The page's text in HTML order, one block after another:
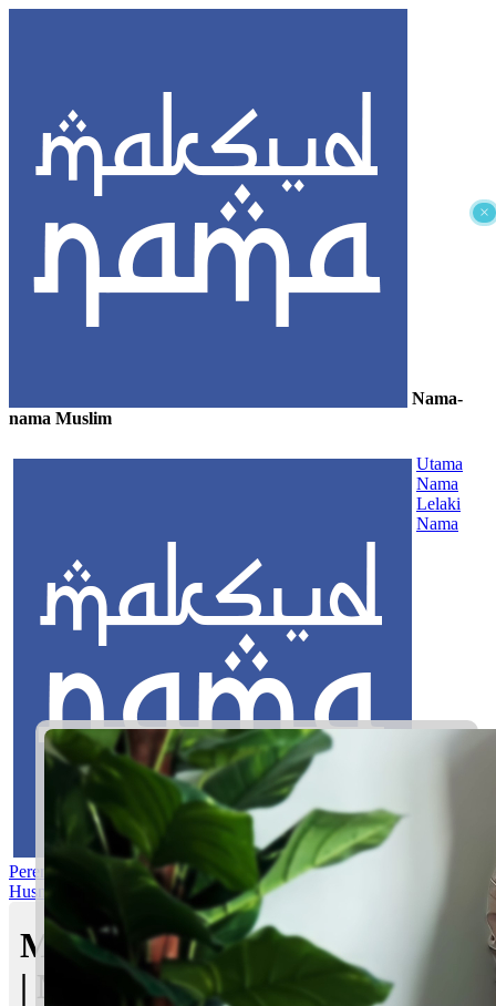
×
Nama-
nama Muslim
Utama
Nama
Lelaki
Nama
Perempuan Nama Pilihan Nama Gabungan Nama Rasul
Husna
Mom's Club
Maksud nama Haidar Fahim
| Maksud Nama dalam Islam